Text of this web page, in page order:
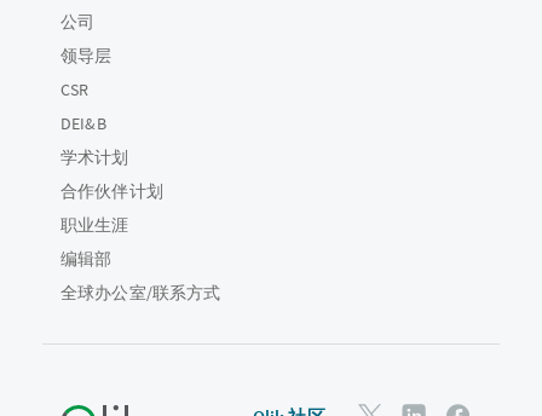
公司
领导层
CSR
DEI&B
学术计划
合作伙伴计划
职业生涯
编辑部
全球办公室/联系方式